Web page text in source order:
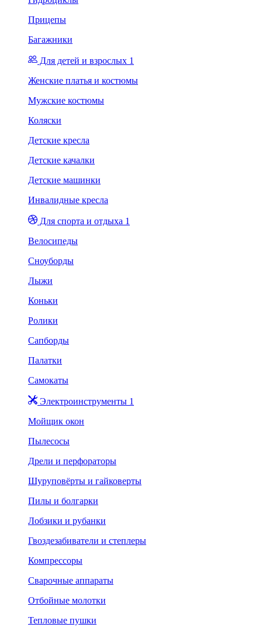
Прицепы
Багажники
Для детей и взрослых 1
Женские платья и костюмы
Мужские костюмы
Коляски
Детские кресла
Детские качалки
Детские машинки
Инвалидные кресла
Для спорта и отдыха 1
Велосипеды
Сноуборды
Лыжи
Коньки
Ролики
Сапборды
Палатки
Самокаты
Электроинструменты 1
Мойщик окон
Пылесосы
Дрели и перфораторы
Шуруповёрты и гайковерты
Пилы и болгарки
Лобзики и рубанки
Гвоздезабиватели и степлеры
Компрессоры
Сварочные аппараты
Отбойные молотки
Тепловые пушки